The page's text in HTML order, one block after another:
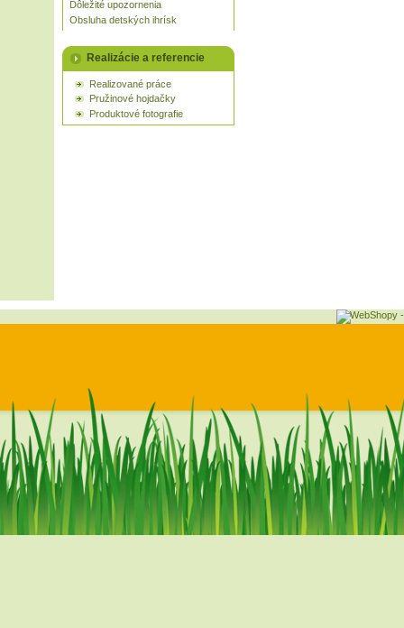
Dôležité upozornenia
Obsluha detských ihrísk
Realizácie a referencie
Realizované práce
Pružinové hojdačky
Produktové fotografie